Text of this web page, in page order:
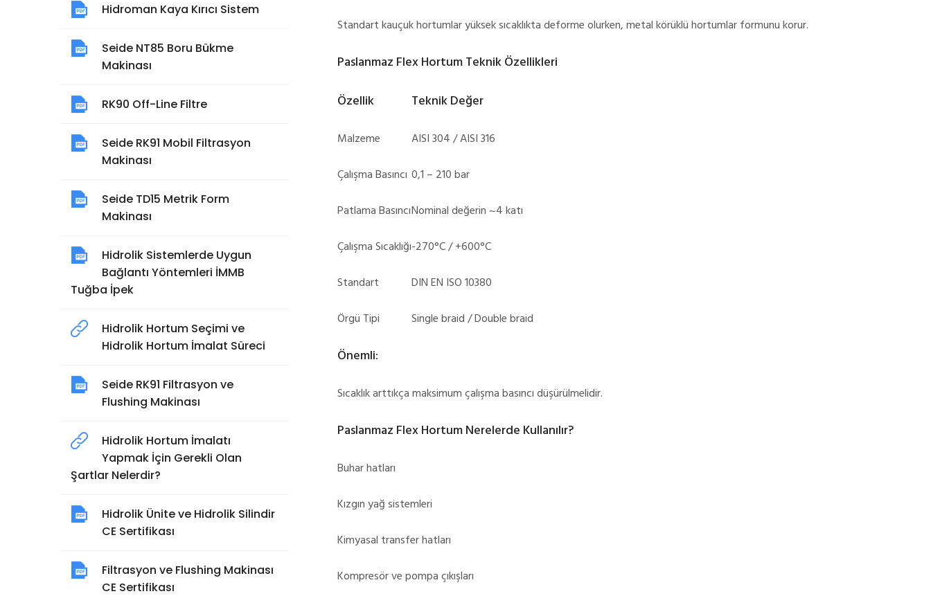
Standart kauçuk hortumlar yüksek sıcaklıkta deforme olurken, metal körüklü hortumlar formunu korur.
Paslanmaz Flex Hortum Teknik Özellikleri
Özellik
Teknik Değer
Malzeme
AISI 304 / AISI 316
Çalışma Basıncı 0,1 – 210 bar
Patlama BasıncıNominal değerin ~4 katı
Çalışma Sıcaklığı-270°C / +600°C
Standart
DIN EN ISO 10380
Örgü Tipi
Single braid / Double braid
Önemli:
Sıcaklık arttıkça maksimum çalışma basıncı düşürülmelidir.
Paslanmaz Flex Hortum Nerelerde Kullanılır?
Buhar hatları
Kızgın yağ sistemleri
Kimyasal transfer hatları
Kompresör ve pompa çıkışları
Hidroman Kaya Kırıcı Sistem
Seide NT85 Boru Bükme
Makinası
RK90 Off-Line Filtre
Seide RK91 Mobil Filtrasyon
Makinası
Seide TD15 Metrik Form
Makinası
Hidrolik Sistemlerde Uygun
Bağlantı Yöntemleri İMMB
Tuğba İpek
Hidrolik Hortum Seçimi ve
Hidrolik Hortum İmalat Süreci
Seide RK91 Filtrasyon ve
Flushing Makinası
Hidrolik Hortum İmalatı
Yapmak İçin Gerekli Olan
Şartlar Nelerdir?
Hidrolik Ünite ve Hidrolik Silindir
CE Sertifikası
Filtrasyon ve Flushing Makinası
CE Sertifikası